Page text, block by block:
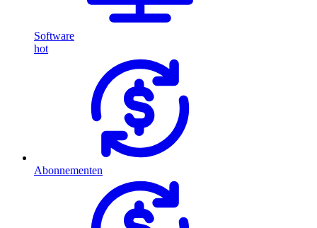
Software
hot
Abonnementen